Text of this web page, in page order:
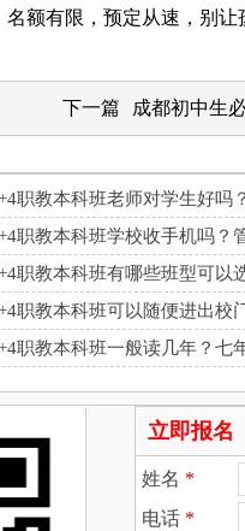
有限，预定从速，别让
下一篇 成都初中生
职教本科班老师对学生好吗
职教本科班学校收手机吗？
职教本科班有哪些班型可以
职教本科班可以随便进出校
职教本科班一般读几年？七
立即报名
姓名 *
电话 *